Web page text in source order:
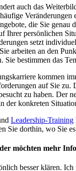
auch das
Veränderungen
die Sie genau
Ihrer persönlichen
setzt
arbeiten an den
Sie bestimmen das
kommen
auf Sie zu.
zu haben. Der
der konkreten
Leadership-Training
Sie dorthin, wo Sie
möchten mehr
besser klären.